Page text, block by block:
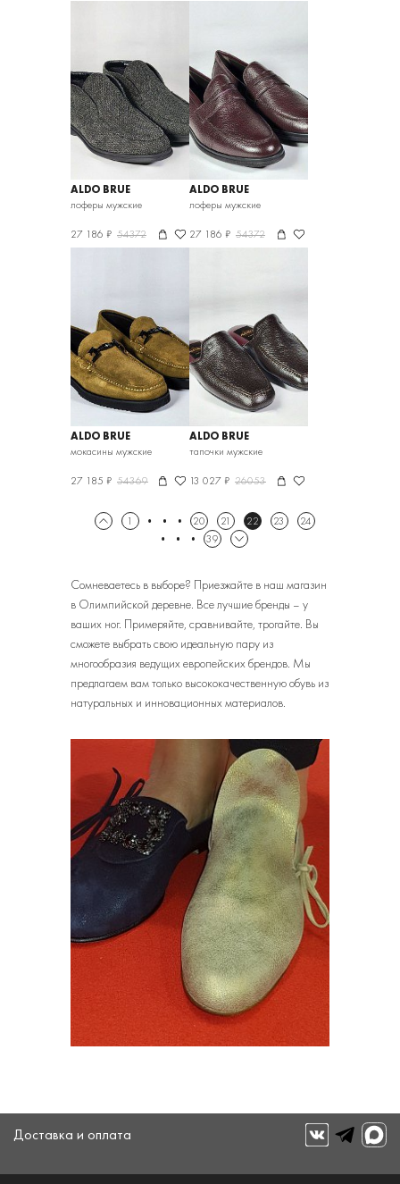
ALDO BRUE
лоферы мужские
27 186 ₽ 54372
ALDO BRUE
лоферы мужские
27 186 ₽ 54372
ALDO BRUE
мокасины мужские
27 185 ₽ 54369
ALDO BRUE
тапочки мужские
13 027 ₽ 26053
1 20 21 22 23
24
39
Сомневаетесь в выборе? Приезжайте в наш магазин
в Олимпийской деревне. Все лучшие бренды – у
ваших ног. Примеряйте, сравнивайте, трогайте. Вы
сможете выбрать свою идеальную пару из
многообразия ведущих европейских брендов. Мы
предлагаем вам только высококачественную обувь из
натуральных и инновационных материалов.
Доставка и оплата